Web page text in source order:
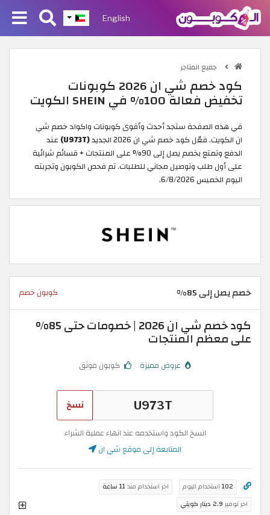
English
جميع المتاجر
كود خصم شي ان 2026 كوبونات
تخفيض فعالة 100% في SHEIN الكويت
في هذه الصفحة ستجد أحدث وأقوى كوبونات واكواد خصم شي
ان الكويت. فعّل كود خصم شي ان 2026 الجديد
(U973T)
عند
الدفع وتمتع بخصم يصل إلى 90% على المنتجات + قسائم شرائية
على أول طلب وتوصيل مجاني للطلبات. تم فحص الكوبون وتجربته
اليوم الخميس 6/8/2026.
خصم يصل إلى 85% كوبون خصم
كود خصم شي ان 2026 | خصومات حتى 85%
على معظم المنتجات
عروض مميزة كوبون موثق
نسخ
انسخ الكود واستخدمه عند انهاء عملية الشراء
المتابعة إلى موقع شي ان
102 استخدام اليوم اخر استخدام منذ11 ساعة
اخر توفير 2.9 دينار كويتي